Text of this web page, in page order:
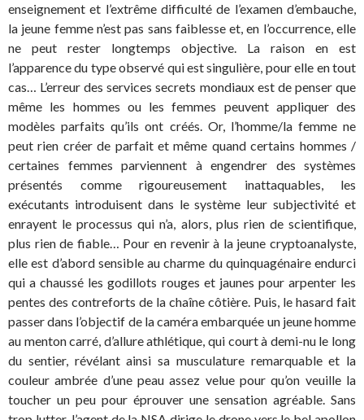
enseignement et l’extrême difficulté de l’examen d’embauche,
la jeune femme n’est pas sans faiblesse et, en l’occurrence, elle
ne peut rester longtemps objective. La raison en est
l’apparence du type observé qui est singulière, pour elle en tout
cas… L’erreur des services secrets mondiaux est de penser que
même les hommes ou les femmes peuvent appliquer des
modèles parfaits qu’ils ont créés. Or, l’homme/la femme ne
peut rien créer de parfait et même quand certains hommes /
certaines femmes parviennent à engendrer des systèmes
présentés comme rigoureusement inattaquables, les
exécutants introduisent dans le système leur subjectivité et
enrayent le processus qui n’a, alors, plus rien de scientifique,
plus rien de fiable… Pour en revenir à la jeune cryptoanalyste,
elle est d’abord sensible au charme du quinquagénaire endurci
qui a chaussé les godillots rouges et jaunes pour arpenter les
pentes des contreforts de la chaîne côtière. Puis, le hasard fait
passer dans l’objectif de la caméra embarquée un jeune homme
au menton carré, d’allure athlétique, qui court à demi-nu le long
du sentier, révélant ainsi sa musculature remarquable et la
couleur ambrée d’une peau assez velue pour qu’on veuille la
toucher un peu pour éprouver une sensation agréable. Sans